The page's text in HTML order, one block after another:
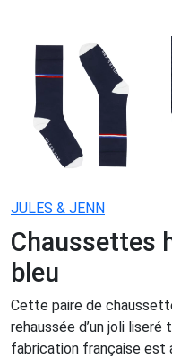
JULES & JENN
Chaussettes
bleu
Cette paire de
rehaussée d’un joli
fabrication française est